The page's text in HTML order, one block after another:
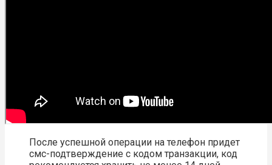
После успешной операции на телефон придет
смс-подтверждение с кодом транзакции, код